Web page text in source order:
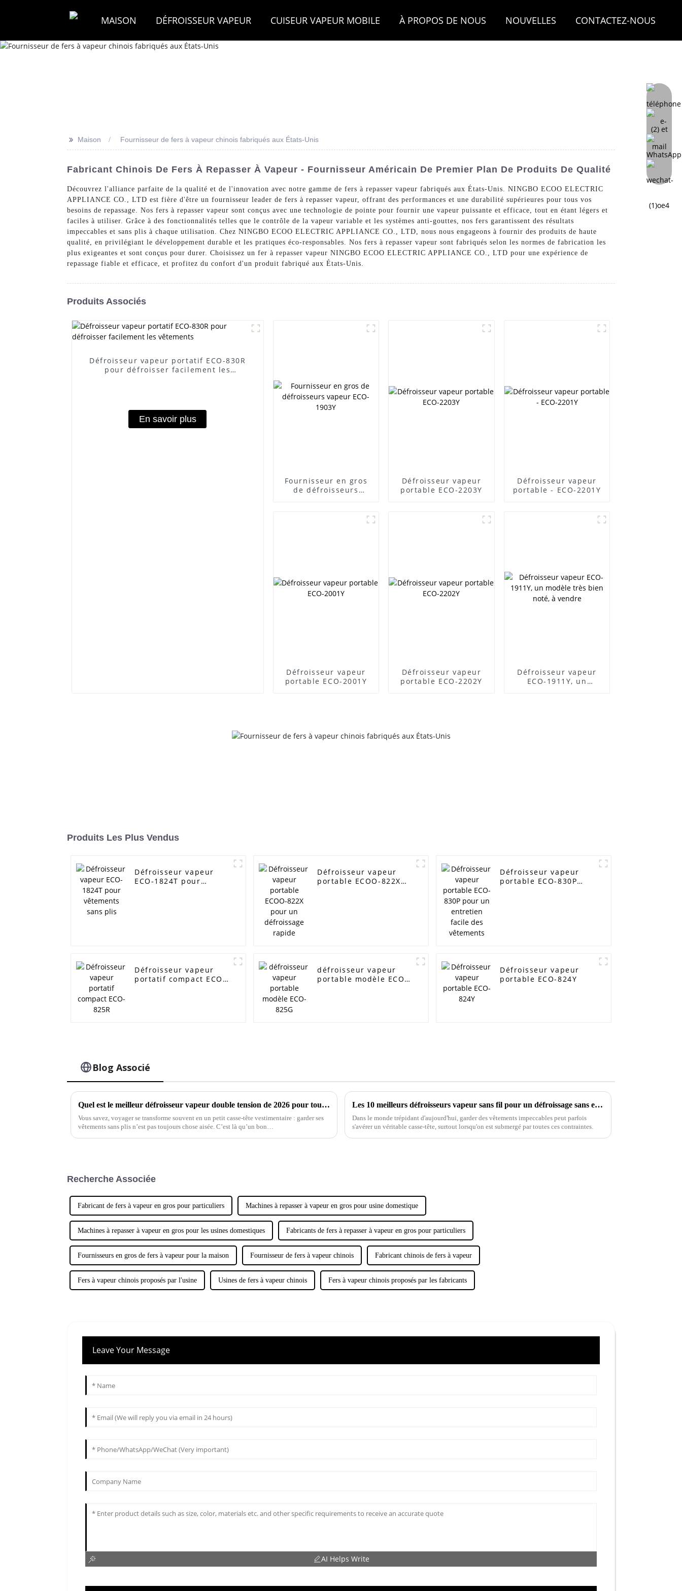
MAISON DÉFROISSEUR VAPEUR CUISEUR VAPEUR MOBILE À PROPOS DE NOUS NOUVELLES CONTACTEZ-NOUS
>> Maison Fournisseur de fers à vapeur chinois fabriqués aux États-Unis
Fabricant Chinois De Fers À Repasser À Vapeur - Fournisseur Américain De Premier Plan De Produits De Qualité
Découvrez l'alliance parfaite de la qualité et de l'innovation avec notre gamme de fers à repasser vapeur fabriqués aux États-Unis. NINGBO ECOO ELECTRIC
APPLIANCE CO., LTD est fière d'être un fournisseur leader de fers à repasser vapeur, offrant des performances et une durabilité supérieures pour tous vos
besoins de repassage. Nos fers à repasser vapeur sont conçus avec une technologie de pointe pour fournir une vapeur puissante et efficace, tout en étant légers et
faciles à utiliser. Grâce à des fonctionnalités telles que le contrôle de la vapeur variable et les systèmes anti-gouttes, nos fers garantissent des résultats
impeccables et sans plis à chaque utilisation. Chez NINGBO ECOO ELECTRIC APPLIANCE CO., LTD, nous nous engageons à fournir des produits de haute
qualité, en privilégiant le développement durable et les pratiques éco-responsables. Nos fers à repasser vapeur sont fabriqués selon les normes de fabrication les
plus exigeantes et sont conçus pour durer. Choisissez un fer à repasser vapeur NINGBO ECOO ELECTRIC APPLIANCE CO., LTD pour une expérience de
repassage fiable et efficace, et profitez du confort d'un produit fabriqué aux États-Unis.
Produits Associés
Défroisseur vapeur portatif ECO-830R
pour défroisser facilement les
En savoir plus
Fournisseur en gros
de défroisseurs
Défroisseur vapeur
portable ECO-2203Y
Défroisseur vapeur
portable - ECO-2201Y
Défroisseur vapeur
portable ECO-2001Y
Défroisseur vapeur
portable ECO-2202Y
Défroisseur vapeur
ECO-1911Y, un
Produits Les Plus Vendus
Défroisseur vapeur
ECO-1824T pour
Défroisseur vapeur
portable ECOO-822X
Défroisseur vapeur
portable ECO-830P
Défroisseur vapeur
portatif compact ECO-
défroisseur vapeur
portable modèle ECO-
Défroisseur vapeur
portable ECO-824Y
Blog Associé
Quel est le meilleur défroisseur vapeur double tension de 2026 pour tous vos besoins ?
Vous savez, voyager se transforme souvent en un petit casse-tête vestimentaire : garder ses
vêtements sans plis n’est pas toujours chose aisée. C’est là qu’un bon…
Les 10 meilleurs défroisseurs vapeur sans fil pour un défroissage sans effort
Dans le monde trépidant d'aujourd'hui, garder des vêtements impeccables peut parfois
s'avérer un véritable casse-tête, surtout lorsqu'on est submergé par toutes ces contraintes.
Recherche Associée
Fabricant de fers à vapeur en gros pour particuliers Machines à repasser à vapeur en gros pour usine domestique
Machines à repasser à vapeur en gros pour les usines domestiques Fabricants de fers à repasser à vapeur en gros pour particuliers
Fournisseurs en gros de fers à vapeur pour la maison Fournisseur de fers à vapeur chinois Fabricant chinois de fers à vapeur
Fers à vapeur chinois proposés par l'usine Usines de fers à vapeur chinois Fers à vapeur chinois proposés par les fabricants
Leave Your Message
AI Helps Write